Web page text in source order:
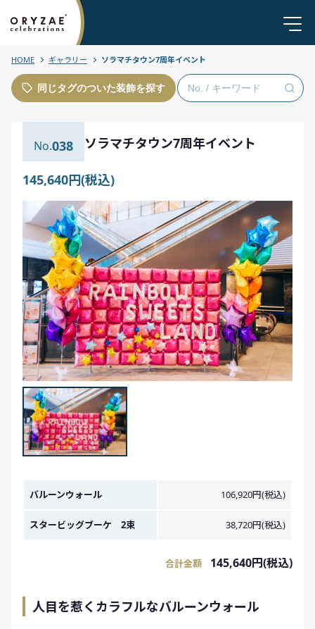
HOME ギャラリー ソラマチタウン7周年イベント
同じタグのついた装飾を探す
038 ソラマチタウン7周年イベント
145,640円(税込)
金額イメージ
バルーンウォール 106,920円(税込)
スタービッグブーケ 2束 38,720円(税込)
合計金額 145,640円(税込)
人目を惹くカラフルなバルーンウォール